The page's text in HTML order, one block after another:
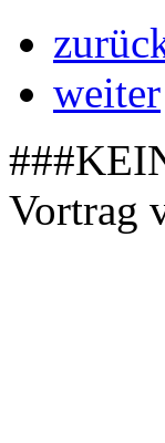
weiter
Vortrag